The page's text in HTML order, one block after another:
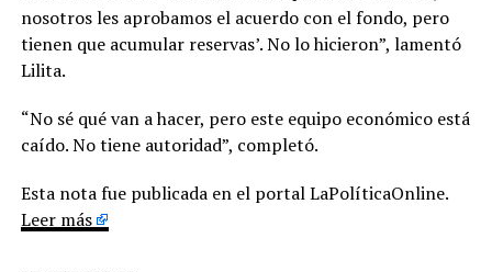
nosotros les aprobamos el acuerdo con el fondo, pero
tienen que acumular reservas’. No lo hicieron”, lamentó
Lilita.
“No sé qué van a hacer, pero este equipo económico está
caído. No tiene autoridad”, completó.
Esta nota fue publicada en el portal LaPolíticaOnline.
Leer más